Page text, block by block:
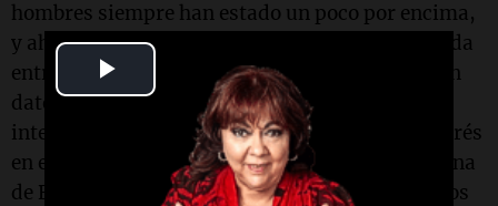
Video
hombres siempre han estado un poco por encima,
y ahora están en 58%, pero el gran aumento se da
entre las mujeres. Por eso lo marcamos como un
dato distintivo de este momento. Otro cruce
interesante es que la política genera mayor interés
en el interior que en el AMBA (Área Metropolitana
de Buenos Aires, que incluye la ciudad de Buenos